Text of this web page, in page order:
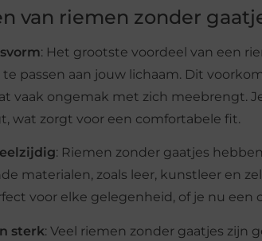
van riemen zonder
: Het grootste voordeel van een
te passen aan jouw lichaam. Dit
vaak ongemak met zich meebrengt.
wat zorgt voor een comfortabele fit.
: Riemen zonder gaatjes
materialen, zoals leer, kunstleer en
voor elke gelegenheid, of je nu een
sterk: Veel riemen zonder gaatjes zijn